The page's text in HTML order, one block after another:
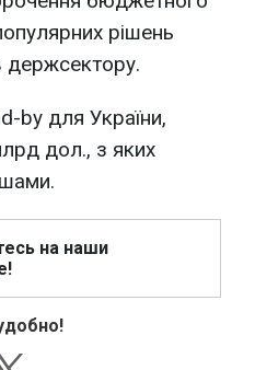
рішень
держсектору.
by для України,
дол., з яких
на наши